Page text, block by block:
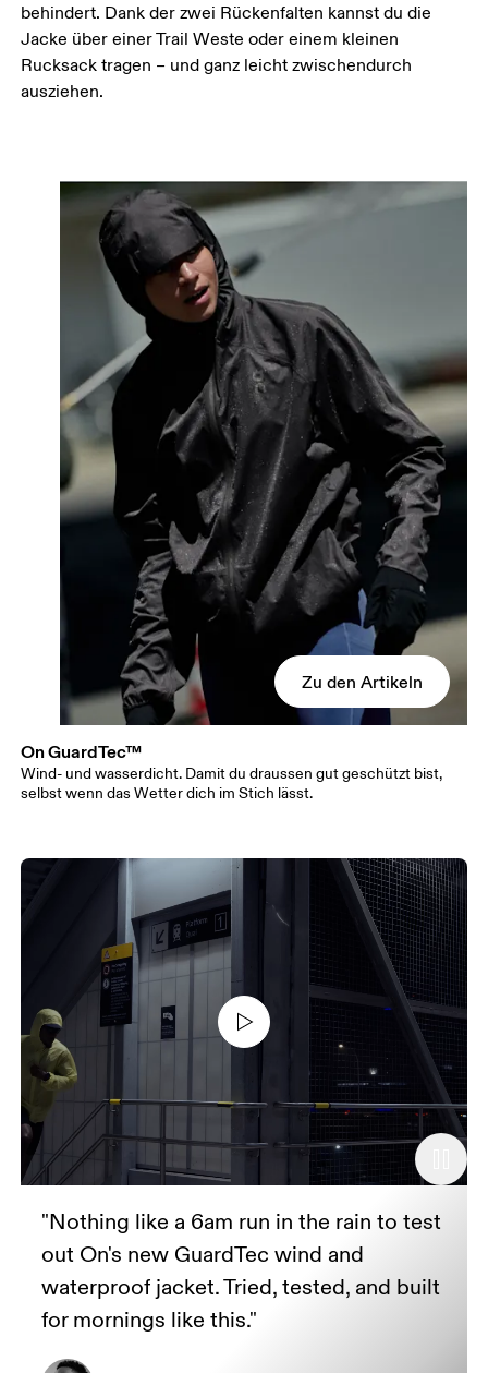
behindert. Dank der zwei Rückenfalten kannst du die
Jacke über einer Trail Weste oder einem kleinen
Rucksack tragen – und ganz leicht zwischendurch
ausziehen.
Zu den Artikeln
On GuardTec™
Wind- und wasserdicht. Damit du draussen gut geschützt bist,
selbst wenn das Wetter dich im Stich lässt.
"Nothing like a 6am run in the rain to test
out On's new GuardTec wind and
waterproof jacket. Tried, tested, and built
for mornings like this."